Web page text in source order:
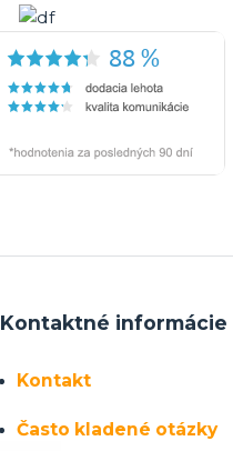
Kontaktné informácie
Kontakt
Často kladené otázky